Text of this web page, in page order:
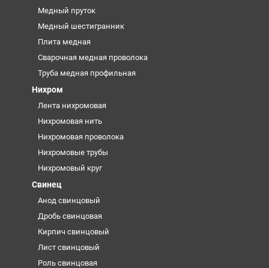
Медный пруток
Медный шестигранник
Плита медная
Сварочная медная проволока
Труба медная профильная
Нихром
Лента нихромовая
Нихромовая нить
Нихромовая проволока
Нихромовые трубы
Нихромовый круг
Свинец
Анод свинцовый
Дробь свинцовая
Кирпич свинцовый
Лист свинцовый
Роль свинцовая